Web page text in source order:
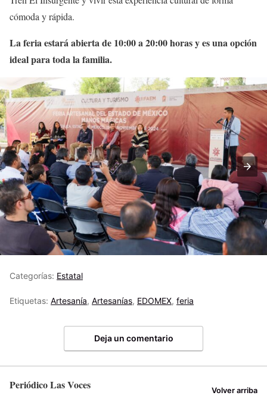
cómoda y rápida.
La feria estará abierta de 10:00 a 20:00 horas y es una opción
ideal para toda la familia.
Categorías: Estatal
Etiquetas: Artesanía, Artesanías, EDOMEX, feria
Deja un comentario
Periódico Las Voces Volver arriba